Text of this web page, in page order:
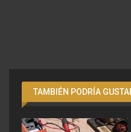
TAMBIÉN PODRÍA